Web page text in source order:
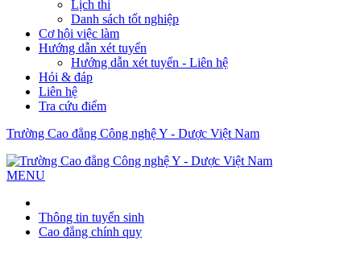
Lịch thi
Danh sách tốt nghiệp
Cơ hội việc làm
Hướng dẫn xét tuyển
Hướng dẫn xét tuyển - Liên hệ
Hỏi & đáp
Liên hệ
Tra cứu điểm
Trường Cao đẳng Công nghệ Y - Dược Việt Nam
MENU
Thông tin tuyển sinh
Cao đẳng chính quy